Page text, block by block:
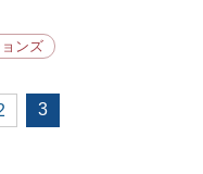
ンズ
3